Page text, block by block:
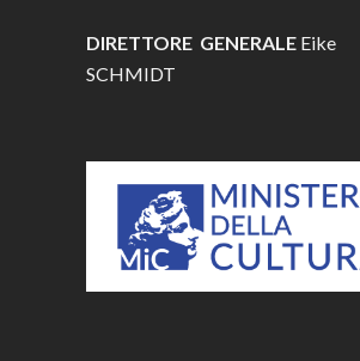
DIRETTORE GENERALE Eike
SCHMIDT